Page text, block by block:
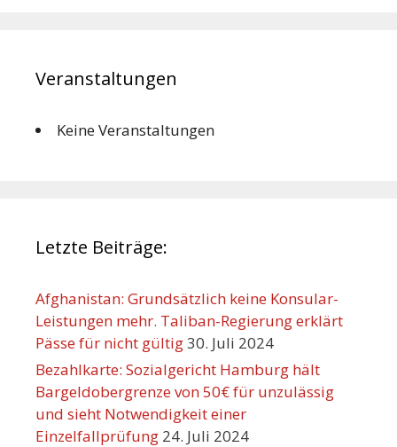
Veranstaltungen
Keine Veranstaltungen
Letzte Beiträge:
Afghanistan: Grundsätzlich keine Konsular-
Leistungen mehr. Taliban-Regierung erklärt
Pässe für nicht gültig30. Juli 2024
Bezahlkarte: Sozialgericht Hamburg hält
Bargeldobergrenze von 50€ für unzulässig
und sieht Notwendigkeit einer
Einzelfallprüfung 24. Juli 2024